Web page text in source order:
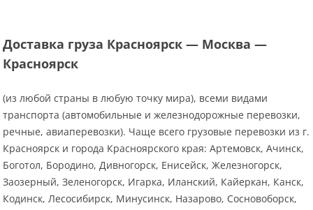
Доставка груза Красноярск — Москва —
Красноярск
(из любой страны в любую точку мира), всеми видами
транспорта (автомобильные и железнодорожные перевозки,
речные, авиаперевозки). Чаще всего грузовые перевозки из г.
Красноярск и города Красноярского края: Артемовск, Ачинск,
Боготол, Бородино, Дивногорск, Енисейск, Железногорск,
Заозерный, Зеленогорск, Игарка, Иланский, Кайеркан, Канск,
Кодинск, Лесосибирск, Минусинск, Назарово, Сосновоборск,